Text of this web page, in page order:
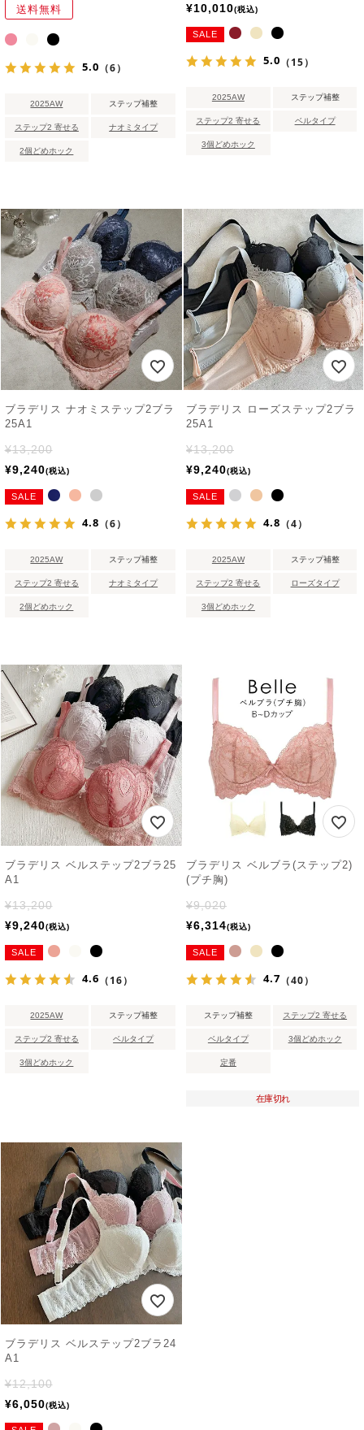
送料無料
5.0 （6）
2025AW ステップ補整
ステップ2 寄せる ナオミタイプ
2個どめホック
¥10,010 税込
SALE
5.0 （15）
2025AW ステップ補整
ステップ2 寄せる ベルタイプ
3個どめホック
ブラデリス ナオミステップ2ブラ
25A1
¥13,200
¥9,240 税込
SALE
4.8 （6）
2025AW ステップ補整
ステップ2 寄せる ナオミタイプ
2個どめホック
ブラデリス ローズステップ2ブラ
25A1
¥13,200
¥9,240 税込
SALE
4.8 （4）
2025AW ステップ補整
ステップ2 寄せる ローズタイプ
3個どめホック
ブラデリス ベルステップ2ブラ25
A1
¥13,200
¥9,240 税込
SALE
4.6 （16）
2025AW ステップ補整
ステップ2 寄せる ベルタイプ
3個どめホック
ブラデリス ベルブラ(ステップ2)
(プチ胸)
¥9,020
¥6,314 税込
SALE
4.7 （40）
ステップ補整 ステップ2 寄せる
ベルタイプ 3個どめホック
定番
在庫切れ
ブラデリス ベルステップ2ブラ24
A1
¥12,100
¥6,050 税込